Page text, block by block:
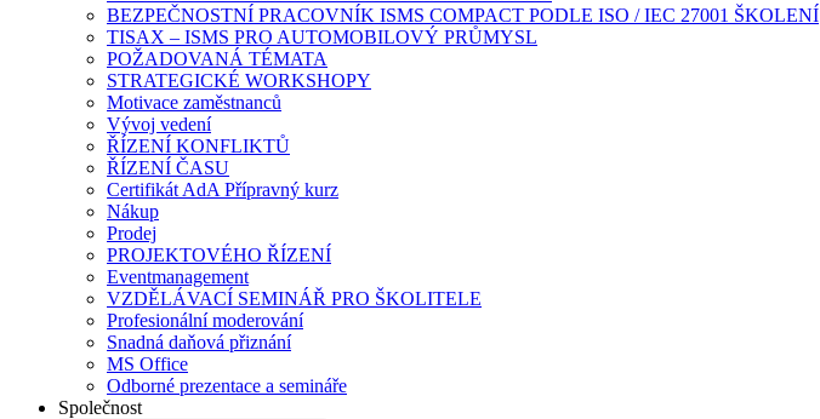
BEZPEČNOSTNÍ PRACOVNÍK ISMS COMPACT PODLE ISO / IEC 27001 ŠKOLENÍ
TISAX – ISMS PRO AUTOMOBILOVÝ PRŮMYSL
POŽADOVANÁ TÉMATA
STRATEGICKÉ WORKSHOPY
Motivace zaměstnanců
Vývoj vedení
ŘÍZENÍ KONFLIKTŮ
ŘÍZENÍ ČASU
Certifikát AdA Přípravný kurz
Nákup
Prodej
PROJEKTOVÉHO ŘÍZENÍ
Eventmanagement
VZDĚLÁVACÍ SEMINÁŘ PRO ŠKOLITELE
Profesionální moderování
Snadná daňová přiznání
MS Office
Odborné prezentace a semináře
Společnost